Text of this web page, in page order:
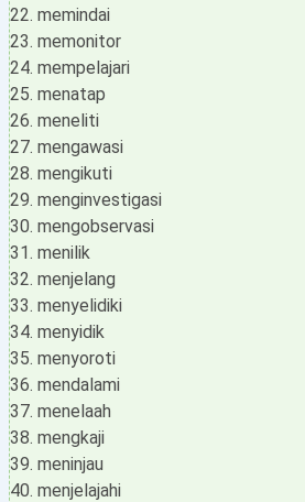
memindai
memonitor
mempelajari
menatap
meneliti
mengawasi
mengikuti
menginvestigasi
mengobservasi
menilik
menjelang
menyelidiki
menyidik
menyoroti
mendalami
menelaah
mengkaji
meninjau
menjelajahi